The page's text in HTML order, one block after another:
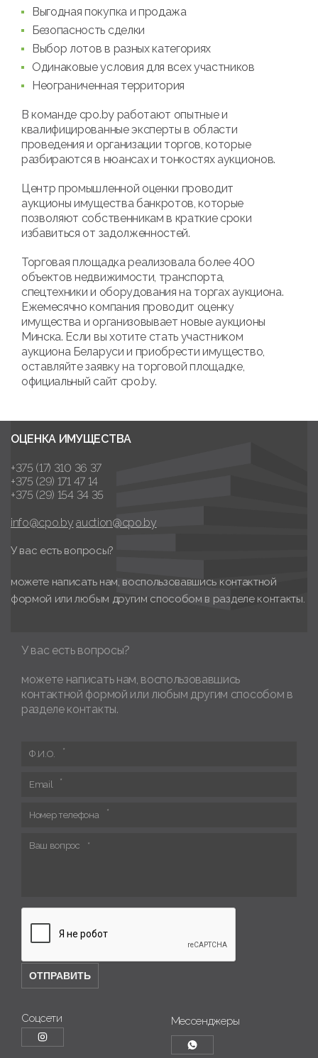
Выгодная покупка и продажа
Безопасность сделки
Выбор лотов в разных категориях
Одинаковые условия для всех участников
Неограниченная территория
В команде cpo.by работают опытные и
квалифицированные эксперты в области
проведения и организации торгов, которые
разбираются в нюансах и тонкостях аукционов.
Центр промышленной оценки проводит
аукционы имущества банкротов, которые
позволяют собственникам в краткие сроки
избавиться от задолженностей.
Торговая площадка реализовала более 400
объектов недвижимости, транспорта,
спецтехники и оборудования на торгах аукциона.
Ежемесячно компания проводит оценку
имущества и организовывает новые аукционы
Минска. Если вы хотите стать участником
аукциона Беларуси и приобрести имущество,
оставляйте заявку на торговой площадке,
официальный сайт cpo.by.
ОЦЕНКА ИМУЩЕСТВА
+375 (17) 310 36 37
+375 (29) 171 47 14
+375 (29) 154 34 35
info@cpo.by auction@cpo.by
У вас есть вопросы?
можете написать нам, воспользовавшись контактной
формой или любым другим способом в разделе контакты.
У вас есть вопросы?
можете написать нам, воспользовавшись
контактной формой или любым другим способом в
разделе контакты.
Ф.И.О.
Email
Номер телефона
Ваш вопрос
Соцсети Мессенджеры